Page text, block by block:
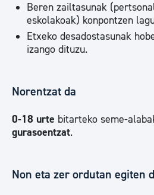
Beren zailtasunak
eskolakoak) konpontzen
Etxeko desadostasunak
izango dituzu.
Norentzat da
0-18 urte bitarteko seme-
gurasoentzat.
Non eta zer ordutan egiten